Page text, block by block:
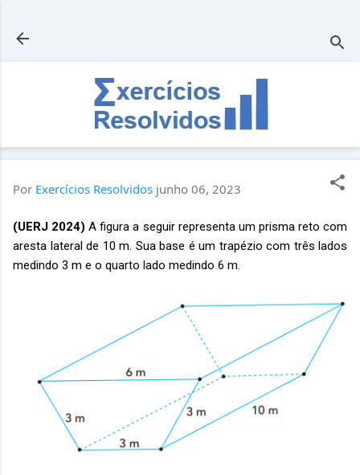
Por Exercícios Resolvidos junho 06, 2023
(UERJ 2024) A figura a seguir representa um prisma reto com
aresta lateral de 10 m. Sua base é um trapézio com três lados
medindo 3 m e o quarto lado medindo 6 m.